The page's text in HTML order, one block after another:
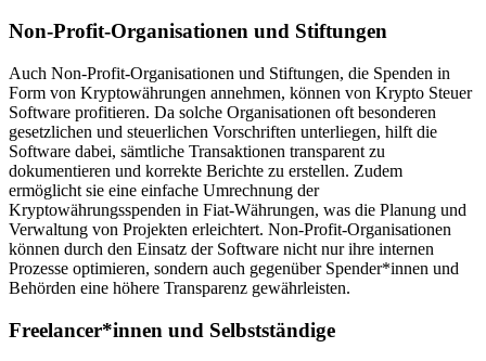
Non-Profit-Organisationen und Stiftungen
Auch Non-Profit-Organisationen und Stiftungen, die Spenden in
Form von Kryptowährungen annehmen, können von Krypto Steuer
Software profitieren. Da solche Organisationen oft besonderen
gesetzlichen und steuerlichen Vorschriften unterliegen, hilft die
Software dabei, sämtliche Transaktionen transparent zu
dokumentieren und korrekte Berichte zu erstellen. Zudem
ermöglicht sie eine einfache Umrechnung der
Kryptowährungsspenden in Fiat-Währungen, was die Planung und
Verwaltung von Projekten erleichtert. Non-Profit-Organisationen
können durch den Einsatz der Software nicht nur ihre internen
Prozesse optimieren, sondern auch gegenüber Spender*innen und
Behörden eine höhere Transparenz gewährleisten.
Freelancer*innen und Selbstständige